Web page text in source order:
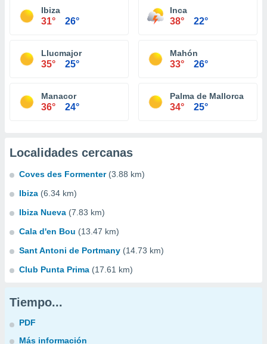
Ibiza
31° 26°
Inca
38° 22°
Llucmajor
35° 25°
Mahón
33° 26°
Manacor
36° 24°
Palma de Mallorca
34° 25°
Localidades cercanas
Coves des Formenter (3.88 km)
Ibiza (6.34 km)
Ibiza Nueva (7.83 km)
Cala d'en Bou (13.47 km)
Sant Antoni de Portmany (14.73 km)
Club Punta Prima (17.61 km)
Tiempo...
PDF
Más información